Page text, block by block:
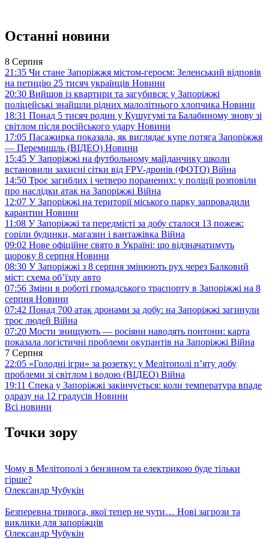
Останні новини
8 Серпня
21:35 Чи стане Запоріжжя містом-героєм: Зеленський відповів
на петицію 25 тисяч українців Новини
20:30 Вийшов із квартири та загубився: у Запоріжжі
поліцейські знайшли рідних малолітнього хлопчика Новини
18:31 Понад 5 тисяч родин у Кушугумі та Балабиному знову зі
світлом після російського удару Новини
17:05 Пасажирка показала, як виглядає купе потяга Запоріжжя
— Перемишль (ВІДЕО) Новини
15:45 У Запоріжжі на футбольному майданчику школи
встановили захисні сітки від FPV-дронів (ФОТО) Війна
14:50 Троє загиблих і четверо поранених: у поліції розповіли
про наслідки атак на Запоріжжі Війна
12:07 У Запоріжжі на території міського парку запровадили
карантин Новини
11:08 У Запоріжжі та передмісті за добу сталося 13 пожеж:
горіли будинки, магазин і вантажівка Війна
09:02 Нове офіційне свято в Україні: що відзначатимуть
щороку 8 серпня Новини
08:30 У Запоріжжі з 8 серпня змінюють рух через Балковий
міст: схема об’їзду авто
07:56 Зміни в роботі громадського траспорту в Запоріжжі на 8
серпня Новини
07:42 Понад 700 атак дронами за добу: на Запоріжжі загинули
троє людей Війна
07:20 Мости знищують — росіяни наводять понтони: карта
показала логістичні проблеми окупантів на Запоріжжі Війна
7 Серпня
22:05 «Голодні ігри» за розетку: у Мелітополі п’яту добу
проблеми зі світлом і водою (ВІДЕО) Війна
19:11 Спека у Запоріжжі закінчується: коли температура впаде
одразу на 12 градусів Новини
Всі новини
Точки зору
Чому в Мелітополі з бензином та електрикою буде тільки
гірше?
Олександр Чубукін
Безперевна тривога, якої тепер не чути… Нові загрози та
виклики для запоріжців
Олександр Чубукін